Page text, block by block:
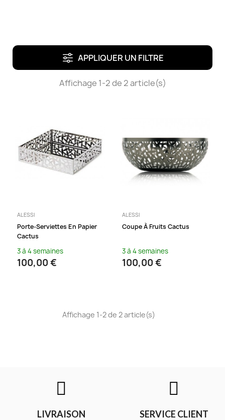
APPLIQUER UN FILTRE
Affichage 1-2 de 2 article(s)
ALESSI
Porte-Serviettes En Papier
Cactus
3 à 4 semaines
100,00 €
ALESSI
Coupe À Fruits Cactus
3 à 4 semaines
100,00 €
Affichage 1-2 de 2 article(s)
LIVRAISON
SERVICE CLIENT